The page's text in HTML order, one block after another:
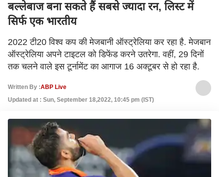
बल्लेबाज बना सकते हैं सबसे ज्यादा रन, लिस्ट में
सिर्फ एक भारतीय
2022 टी20 विश्व कप की मेजबानी ऑस्ट्रेलिया कर रहा है. मेजबान
ऑस्ट्रेलिया अपने टाइटल को डिफेंड करने उतरेगा. वहीं, 29 दिनों
तक चलने वाले इस टूर्नामेंट का आगाज 16 अक्टूबर से हो रहा है.
Written By :ABP Live
Updated at : Sun, September 18,2022, 10:45 pm (IST)